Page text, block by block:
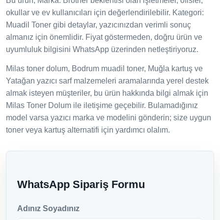
okullar ve ev kullanıcıları için değerlendirilebilir. Kategori:
Muadil Toner gibi detaylar, yazıcınızdan verimli sonuç
almanız için önemlidir. Fiyat göstermeden, doğru ürün ve
uyumluluk bilgisini WhatsApp üzerinden netleştiriyoruz.
Milas toner dolum, Bodrum muadil toner, Muğla kartuş ve
Yatağan yazıcı sarf malzemeleri aramalarında yerel destek
almak isteyen müşteriler, bu ürün hakkında bilgi almak için
Milas Toner Dolum ile iletişime geçebilir. Bulamadığınız
model varsa yazıcı marka ve modelini gönderin; size uygun
toner veya kartuş alternatifi için yardımcı olalım.
WhatsApp Sipariş Formu
Adınız Soyadınız